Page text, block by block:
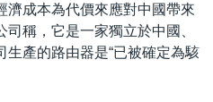
濟成本為代價來應對中國帶來
稱，它是一家獨立於中國、
產的路由器是“已被確定為駭